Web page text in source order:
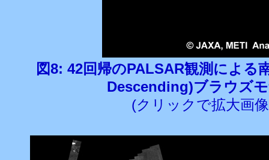
図8: 42回帰のPALSAR観測による
Descending)ブラウズ
(クリックで拡大画